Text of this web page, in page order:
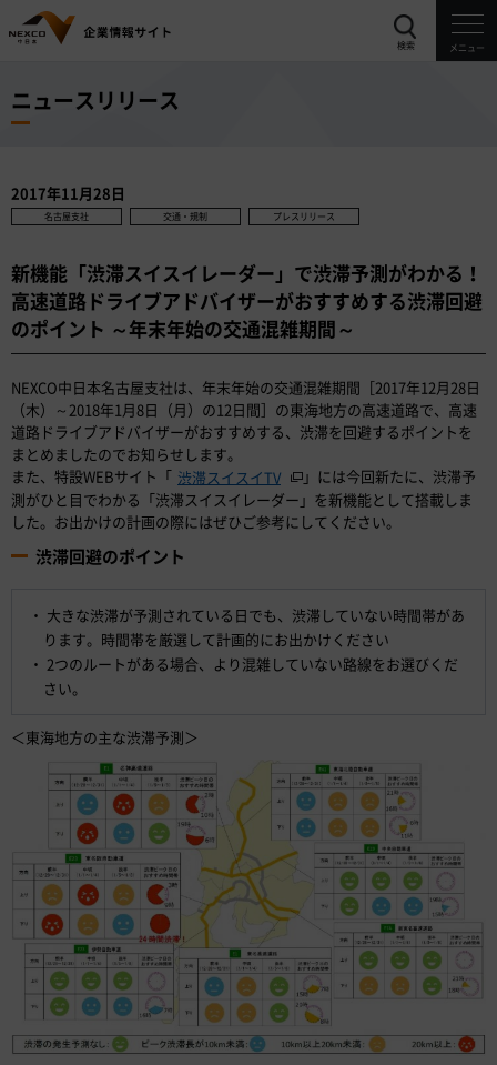
検索 メニュー
ニュースリリース
2017年11月28日
名古屋支社 交通・規制 プレスリリース
新機能「渋滞スイスイレーダー」で渋滞予測がわかる！
高速道路ドライブアドバイザーがおすすめする渋滞回避
のポイント ～年末年始の交通混雑期間～
NEXCO中日本名古屋支社は、年末年始の交通混雑期間［2017年12月28日
（木）～2018年1月8日（月）の12日間］の東海地方の高速道路で、高速
道路ドライブアドバイザーがおすすめする、渋滞を回避するポイントを
まとめましたのでお知らせします。
また、特設WEBサイト「 渋滞スイスイTV
」には今回新たに、渋滞予
測がひと目でわかる「渋滞スイスイレーダー」を新機能として搭載しま
した。お出かけの計画の際にはぜひご参考にしてください。
渋滞回避のポイント
大きな渋滞が予測されている日でも、渋滞していない時間帯があ
ります。時間帯を厳選して計画的にお出かけください
2つのルートがある場合、より混雑していない路線をお選びくだ
さい。
＜東海地方の主な渋滞予測＞